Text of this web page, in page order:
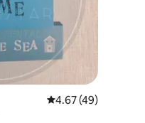
औसत रेटिंग 5 में से 4.67,
4.67 (49)